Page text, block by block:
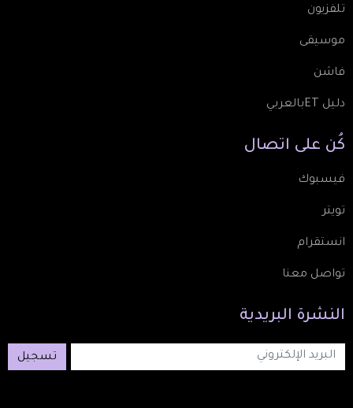
تلفزيون
موسيقى
فاشن
دليل ETبالعربي
كُن على اتصال
فيسبوك
تويتر
انستقرام
تواصل معنا
النشرة البريدية
تسجيل